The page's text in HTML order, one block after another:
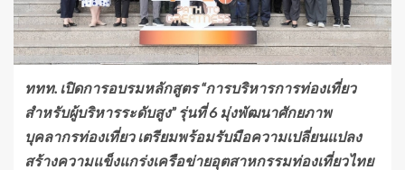
ททท. เปิดการอบรมหลักสูตร “การบริหารการท่องเที่ยว
สำหรับผู้บริหารระดับสูง” รุ่นที่ 6 มุ่งพัฒนาศักยภาพ
บุคลากรท่องเที่ยว เตรียมพร้อมรับมือความเปลี่ยนแปลง
สร้างความแข็งแกร่งเครือข่ายอุตสาหกรรมท่องเที่ยวไทย